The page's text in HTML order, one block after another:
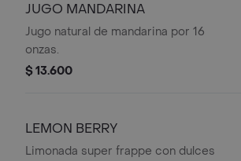
JUGO MANDARINA
Jugo natural de mandarina por 16
onzas.
$ 13.600
LEMON BERRY
Limonada super frappe con dulces